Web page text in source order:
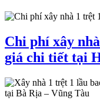
Chi phí xây
giá chi tiết tại